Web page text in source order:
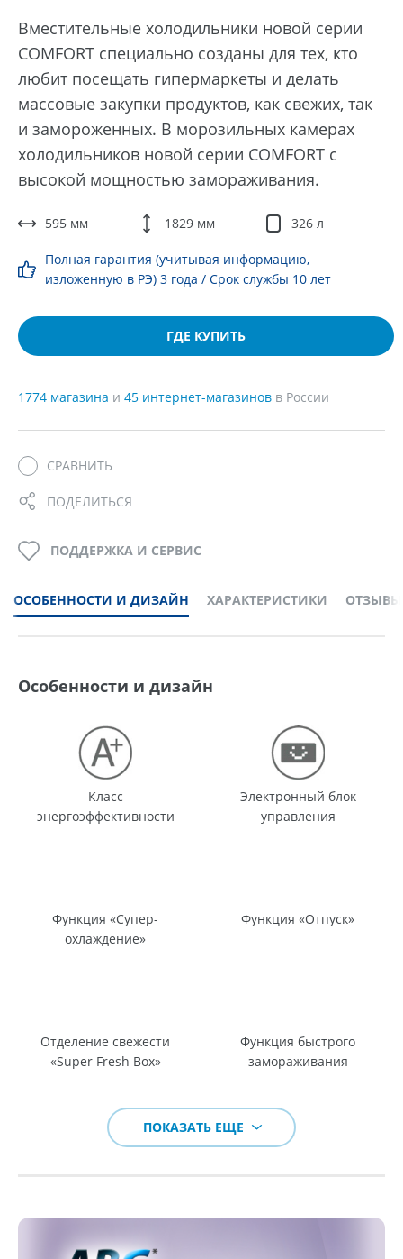
Вместительные холодильники новой серии
COMFORT специально созданы для тех, кто
любит посещать гипермаркеты и делать
массовые закупки продуктов, как свежих, так
и замороженных. В морозильных камерах
холодильников новой серии COMFORT c
высокой мощностью замораживания.
595 мм 1829 мм 326 л
Полная гарантия (учитывая информацию,
изложенную в РЭ) 3 года / Срок службы 10 лет
ГДЕ КУПИТЬ
1774 магазина и 45 интернет-магазинов в России
СРАВНИТЬ
ПОДЕЛИТЬСЯ
ОСОБЕННОСТИ И ДИЗАЙН ХАРАКТЕРИСТИКИ ОТЗЫВЫ
ПОДДЕРЖКА И СЕРВИС
Особенности и дизайн
Класс
энергоэффективности
Электронный блок
управления
Функция «Супер-
охлаждение»
Функция «Отпуск»
Отделение свежести
«Super Fresh Box»
Функция быстрого
замораживания
ПОКАЗАТЬ ЕЩЕ